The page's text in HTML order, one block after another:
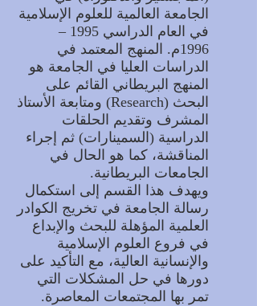
الجامعة العالمية للعلوم الإسلامية
في العام الدراسي 1995 –
1996م. المنهج المعتمد في
الدراسات العليا في الجامعة هو
المنهج البريطاني القائم على
البحث (Research) ومتابعة الأستاذ
المشرف وتقديم الحلقات
الدراسية (السمينارات) ثم إجراء
المناقشة، كما هو الحال في
الجامعات البريطانية.
ويهدف هذا القسم إلى استكمال
رسالة الجامعة في تخريج الكوادر
العلمية المؤهلة للبحث والإبداع
في فروع العلوم الإسلامية
والإنسانية العالية، مع التأكيد على
دورها في حل المشكلات التي
تمر بها المجتمعات المعاصرة.